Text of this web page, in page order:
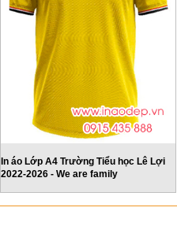
In áo Lớp A4 Trường Tiểu học Lê Lợi
2022-2026 - We are family